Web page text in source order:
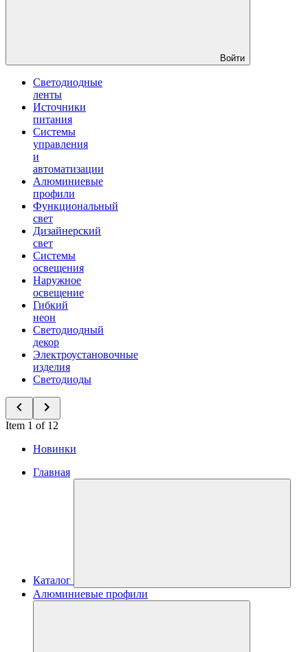
Войти
Светодиодные
ленты
Источники
питания
Системы
управления
и
автоматизации
Алюминиевые
профили
Функциональный
свет
Дизайнерский
свет
Системы
освещения
Наружное
освещение
Гибкий
неон
Светодиодный
декор
Электроустановочные
изделия
Светодиоды
Item 1 of 12
Новинки
Главная
Каталог
Алюминиевые профили